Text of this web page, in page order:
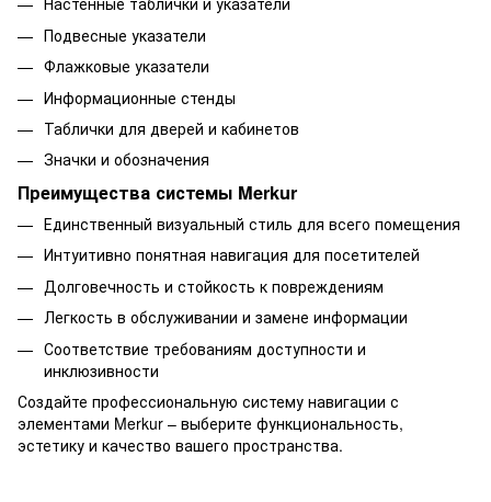
Подвесные указатели
Флажковые указатели
Информационные стенды
Таблички для дверей и кабинетов
Значки и обозначения
Преимущества системы Merkur
Единственный визуальный стиль для всего помещения
Интуитивно понятная навигация для посетителей
Долговечность и стойкость к повреждениям
Легкость в обслуживании и замене информации
Соответствие требованиям доступности и
инклюзивности
Создайте профессиональную систему навигации с
элементами Merkur – выберите функциональность,
эстетику и качество вашего пространства.